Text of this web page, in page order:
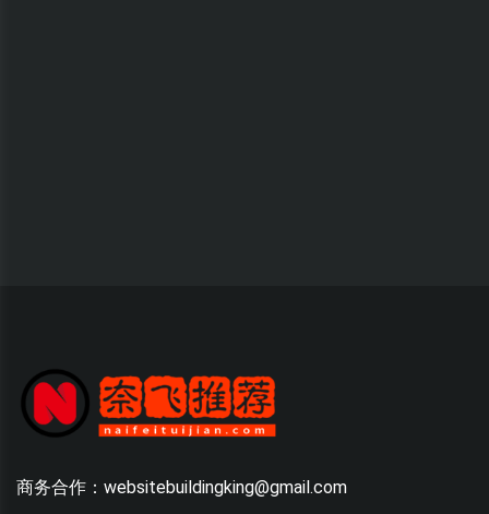
商务合作：websitebuildingking@gmail.com